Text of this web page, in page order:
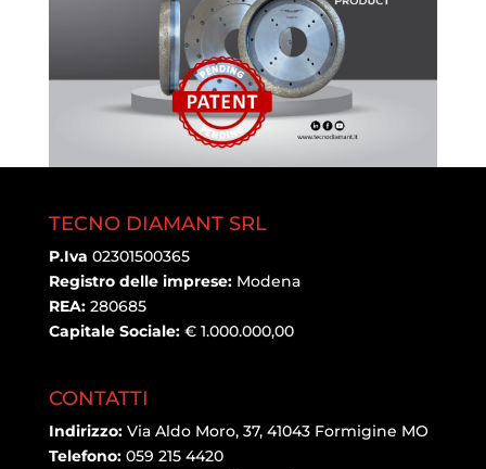
TECNO DIAMANT SRL
P.Iva 02301500365
Registro delle imprese:Modena
REA:280685
Capitale Sociale: € 1.000.000,00
CONTATTI
Indirizzo: Via Aldo Moro, 37, 41043 Formigine MO
Telefono: 059 215 4420